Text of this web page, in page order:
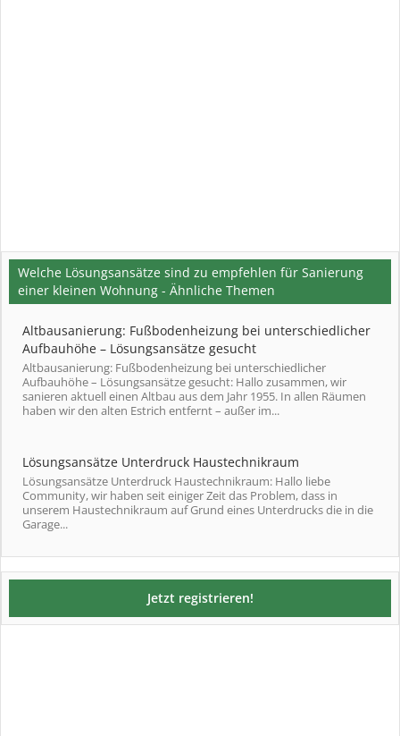
Welche Lösungsansätze sind zu empfehlen für Sanierung
einer kleinen Wohnung - Ähnliche Themen
Altbausanierung: Fußbodenheizung bei unterschiedlicher
Aufbauhöhe – Lösungsansätze gesucht
Altbausanierung: Fußbodenheizung bei unterschiedlicher
Aufbauhöhe – Lösungsansätze gesucht: Hallo zusammen, wir
sanieren aktuell einen Altbau aus dem Jahr 1955. In allen Räumen
haben wir den alten Estrich entfernt – außer im...
Lösungsansätze Unterdruck Haustechnikraum
Lösungsansätze Unterdruck Haustechnikraum: Hallo liebe
Community, wir haben seit einiger Zeit das Problem, dass in
unserem Haustechnikraum auf Grund eines Unterdrucks die in die
Garage...
Jetzt registrieren!